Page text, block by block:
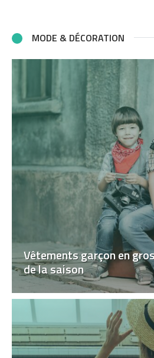
MODE & DÉCORATION
Vêtements garçon en
de la saison